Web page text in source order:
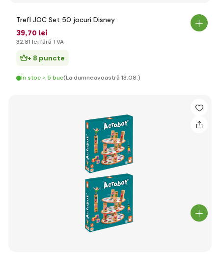
Trefl JOC Set 50 jocuri Disney
39,70 lei
32,81 lei fără TVA
+ 8 puncte
În stoc > 5 buc(La dumneavoastră 13.08.)